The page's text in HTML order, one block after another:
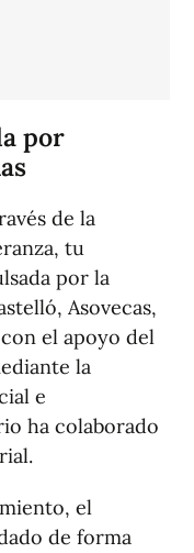
por
de la
tu
por la
Asovecas,
el apoyo del
la
e
ha colaborado
el
de forma